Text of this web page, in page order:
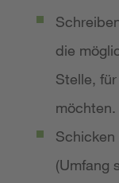
die
Stelle,
möchten.
Schicken
(Umfang